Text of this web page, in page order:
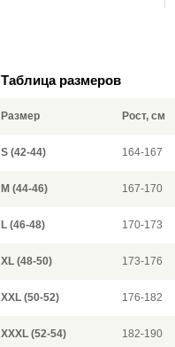
Таблица размеров
Размер Рост, см
S (42-44) 164-167
M (44-46) 167-170
L (46-48) 170-173
XL (48-50) 173-176
XXL (50-52) 176-182
XXXL (52-54) 182-190